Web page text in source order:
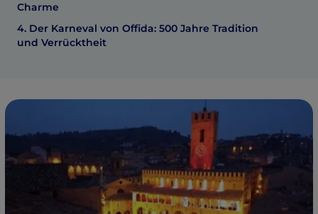
Charme
4. Der Karneval von Offida: 500 Jahre Tradition
und Verrücktheit